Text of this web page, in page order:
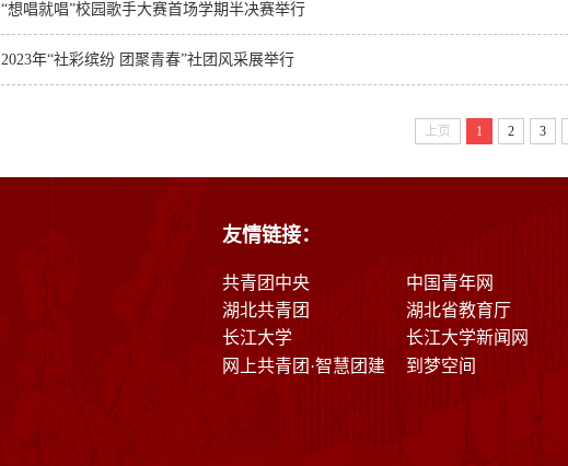
“想唱就唱”校园歌手大赛首场学期半决赛举行
2023年“社彩缤纷 团聚青春”社团风采展举行
上页 1 2 3
友情链接：
共青团中央
中国青年网
湖北共青团
湖北省教育厅
长江大学
长江大学新闻网
网上共青团·智慧团建
到梦空间